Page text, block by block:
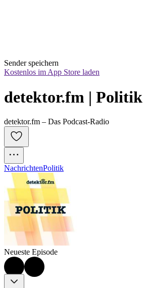
Sender speichern
Kostenlos im App Store laden
detektor.fm | Politik
detektor.fm – Das Podcast-Radio
NachrichtenPolitik
Neueste Episode